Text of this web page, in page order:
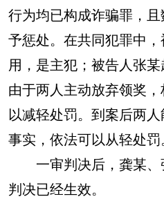
行为均已构成诈骗罪，
予惩处。在共同犯罪中
用，是主犯；被告人张某
由于两人主动放弃领奖
以减轻处罚。到案后两
事实，依法可以从轻处罚
一审判决后，龚某、
判决已经生效。